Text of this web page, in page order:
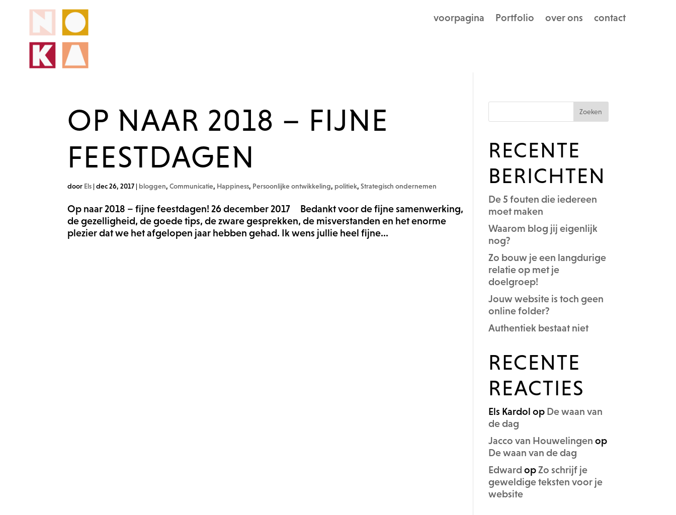
voorpagina Portfolio over ons contact
OP NAAR 2018 – FIJNE
FEESTDAGEN
door Els |dec 26, 2017 | bloggen,Communicatie, Happiness, Persoonlijke ontwikkeling, politiek,Strategisch ondernemen
Op naar 2018 – fijne feestdagen! 26 december 2017 Bedankt voor de fijne samenwerking,
de gezelligheid, de goede tips, de zware gesprekken, de misverstanden en het enorme
plezier dat we het afgelopen jaar hebben gehad. Ik wens jullie heel fijne...
RECENTE
BERICHTEN
De 5 fouten die iedereen
moet maken
Waarom blog jij eigenlijk
nog?
Zo bouw je een langdurige
relatie op met je
doelgroep!
Jouw website is toch geen
online folder?
Authentiek bestaat niet
RECENTE
REACTIES
Els Kardol op De waan van
de dag
Jacco van Houwelingen op
De waan van de dag
Edward opZo schrijf je
geweldige teksten voor je
website